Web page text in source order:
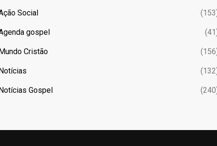
Social
gospel
Cristão
Gospel